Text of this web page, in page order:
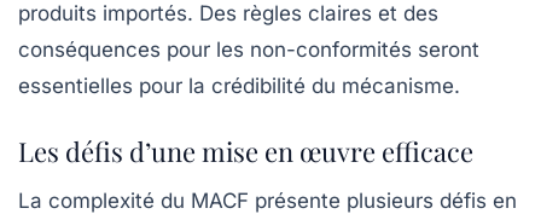
produits importés. Des règles claires et des
conséquences pour les non-conformités seront
essentielles pour la crédibilité du mécanisme.
Les défis d’une mise en œuvre efficace
La complexité du MACF présente plusieurs défis en